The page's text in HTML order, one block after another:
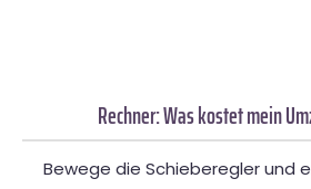
Rechner: Was kostet mein
Bewege die Schieberegler und